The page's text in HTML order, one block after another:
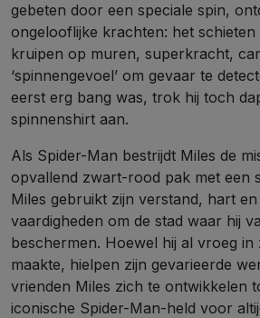
gebeten door een speciale spin,
ongelooflijke krachten: het
kruipen op muren, superkracht,
‘spinnengevoel’ om gevaar te
eerst erg bang was, trok hij toch
spinnenshirt aan.
Als Spider-Man bestrijdt Miles de
opvallend zwart-rood pak met een
Miles gebruikt zijn verstand, hart
vaardigheden om de stad waar hij
beschermen. Hoewel hij al vroeg
maakte, hielpen zijn gevarieerde
vrienden Miles zich te ontwikkelen
iconische Spider-Man-held voor